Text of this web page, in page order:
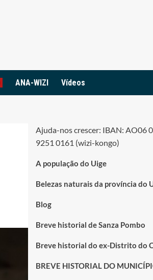
ANA-WIZI Vídeos
Ajuda-nos crescer: IBAN: AO06
9251 0161 (wizi-kongo)
A população do Uige
Belezas naturais da província do
Blog
Breve historial de Sanza Pombo
Breve historial do ex-Distrito do
BREVE HISTORIAL DO